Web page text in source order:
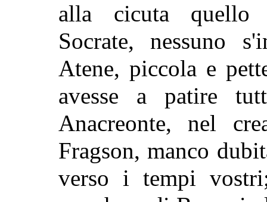
alla cicuta quello
Socrate, nessuno
Atene, piccola e
avesse a patire
Anacreonte, nel
Fragson, manco
verso i tempi